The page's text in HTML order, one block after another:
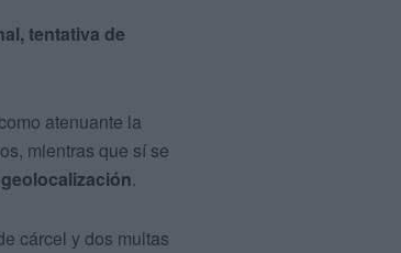
tentativa de
atenuante la
mientras que sí se
.
cárcel y dos multas